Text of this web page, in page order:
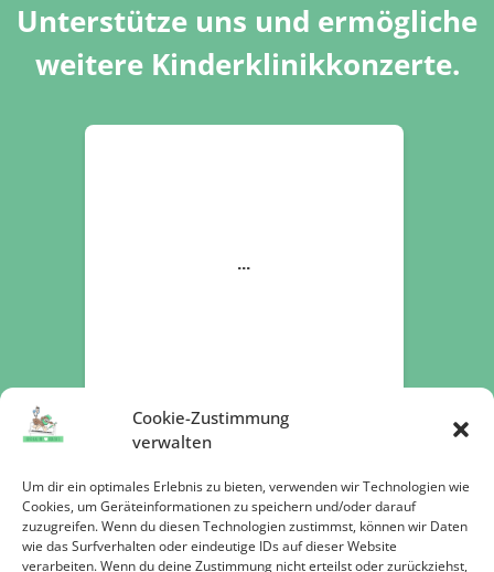
Cookie-Zustimmung
verwalten
Um dir ein optimales Erlebnis zu bieten, verwenden wir Technologien wie
Cookies, um Geräteinformationen zu speichern und/oder darauf
zuzugreifen. Wenn du diesen Technologien zustimmst, können wir Daten
wie das Surfverhalten oder eindeutige IDs auf dieser Website
verarbeiten. Wenn du deine Zustimmung nicht erteilst oder zurückziehst,
Unterstütze uns und ermögliche
weitere Kinderklinikkonzerte.
Jetzt spenden